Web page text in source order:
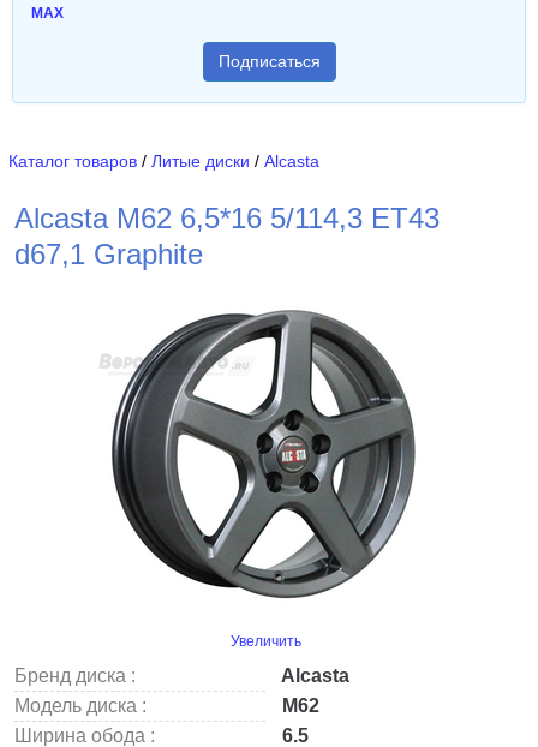
MAX
Подписаться
Каталог товаров / Литые диски / Alcasta
Alcasta M62 6,5*16 5/114,3 ET43
d67,1 Graphite
Увеличить
Бренд диска :
Alcasta
Модель диска :
M62
Ширина обода :
6.5